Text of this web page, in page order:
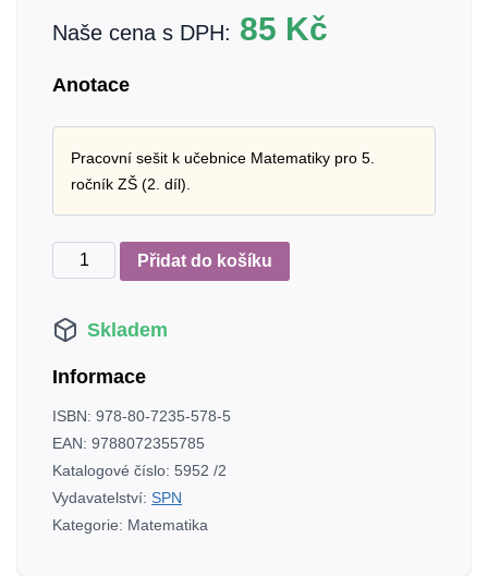
Naše cena s DPH: 85 Kč
Anotace
Pracovní sešit k učebnice Matematiky pro 5.
ročník ZŠ (2. díl).
Matematika
pro
r.
–
pracovní
sešit
2.díl
Vacková
a
Přidat do košíku
Skladem
Informace
ISBN: 978-80-7235-578-5
EAN: 9788072355785
Katalogové číslo: 5952 /2
Vydavatelství: SPN
Kategorie: Matematika